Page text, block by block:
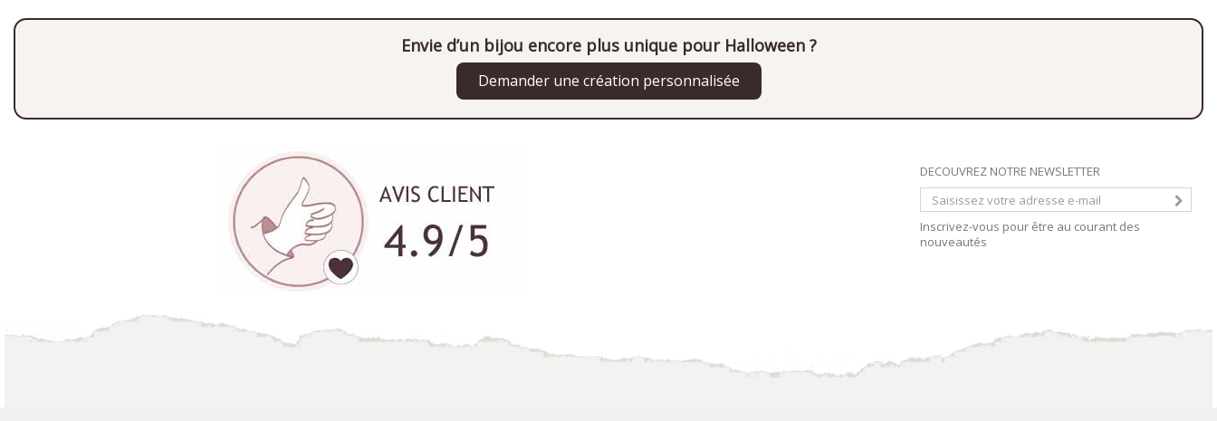
Envie d’un bijou encore plus unique pour Halloween ?
Demander une création personnalisée
DECOUVREZ NOTRE NEWSLETTER
Inscrivez-vous pour être au courant des
nouveautés